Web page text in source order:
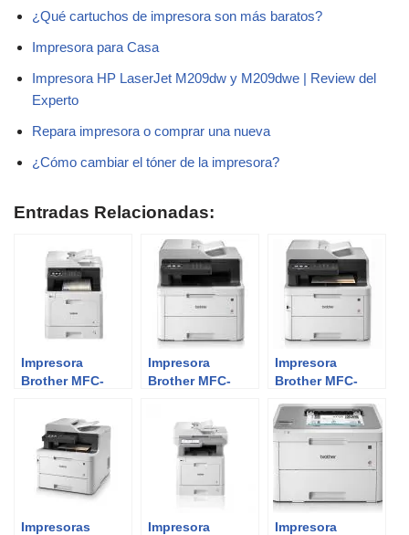
¿Qué cartuchos de impresora son más baratos?
Impresora para Casa
Impresora HP LaserJet M209dw y M209dwe | Review del
Experto
Repara impresora o comprar una nueva
¿Cómo cambiar el tóner de la impresora?
Entradas Relacionadas:
Impresora
Brother MFC-
Review del
Experto
Impresora
Brother MFC-
Experto
Impresora
Brother MFC-
Review del
Experto
Impresoras
Impresora
Impresora